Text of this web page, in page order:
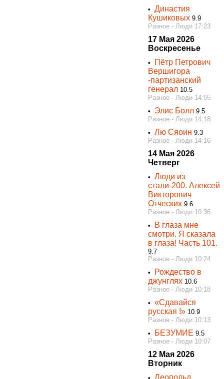
•Династия
Кушиковых 9.9
Разное - Люди 17:23
17 Мая 2026
Воскресенье
•
Пётр Петрович
Вершигора
-партизанский
генерал 10.5
Разное - Люди 14:55
• Элис Болл 9.5
Разное - Люди 14:18
•Лю Сяоин 9.3
Разное - Люди 14:16
14 Мая 2026
Четверг
•Люди из
стали-200. Алексей
Викторович
Отческих 9.6
Разное - Люди 10:36
•
B глаза мне
смотри. Я сказала
в глаза! Часть 101.
9.7
Разное - Люди 10:24
•
Рождество в
джунглях 10.6
Разное - Люди 10:18
•«Сдaвайся
русская !» 10.9
Разное - Люди 10:13
•
БЕЗУМИЕ 9.5
Разное - Люди 10:07
12 Мая 2026
Вторник
Леопольд